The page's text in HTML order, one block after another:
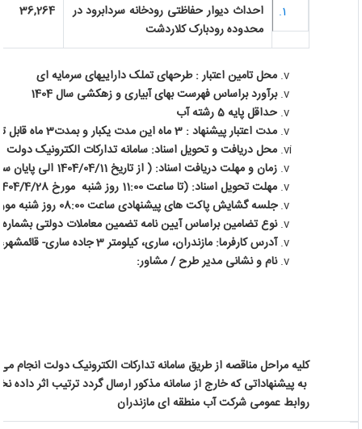
احداث دیوار حفاظتی رودخانه سردابرود در
محدوده رودبارک کلاردشت
36,264
محل تامین اعتبار : طرحهای تملک داراییهای سرمایه ای
برآورد براساس فهرست بهای آبیاری و زهکشی سال 1404
حداقل پایه 5 رشته آب
مدت اعتبار پیشنهاد : 3 ماه این مدت یکبار و بمدت3 ماه قابل تمدید می باشد.
محل دریافت و تحویل اسناد: سامانه تدارکات الکترونیک دولت
زمان و مهلت دریافت اسناد: ( از تاریخ 1404/04/11 الی پایان ساعت اداری روز 1404/04/16)
مهلت تحویل اسناد: (تا ساعت 11:00 روز شنبه مورخ 1404/4/28)
جلسه گشایش پاکت های پیشنهادی ساعت 08:00 روز شنبه مورخ 1404/04/29 در محل دفتر قراردادها (اتاق مناقصات)
نوع تضامین براساس آیین نامه تضمین معاملات دولتی بشماره 123402/ت 50659 هـ مورخ 22/9/94
آدرس کارفرما: مازندران، ساری، کیلومتر 3 جاده ساری- قائمشهر، کدپستی 48158-98643
نام و نشانی مدیر طرح / مشاور:
کلیه مراحل مناقصه از طریق سامانه تدارکات الکترونیک دولت انجام می
به پیشنهاداتی که خارج از سامانه مذکور ارسال گردد ترتیب اثر داده
روابط عمومی شرکت آب منطقه ای مازندران